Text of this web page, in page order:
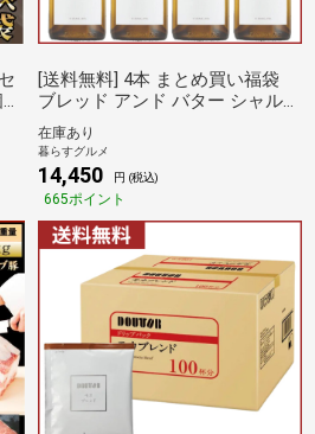
[送料無料] 4本 まとめ買い福袋
ブレッド アンド バター シャルド
ネ 750ml 4本 セット［常温］【3
～4営業日以内に出荷】[W]アメ
リカ 白ワイン
在庫あり
暮らすグルメ
14,450 円 (税込)
665ポイント